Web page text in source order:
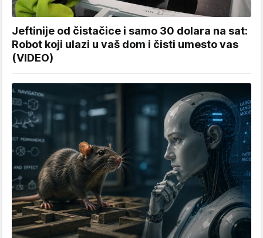
Jeftinije od čistačice i samo 30 dolara na sat:
Robot koji ulazi u vaš dom i čisti umesto vas
(VIDEO)